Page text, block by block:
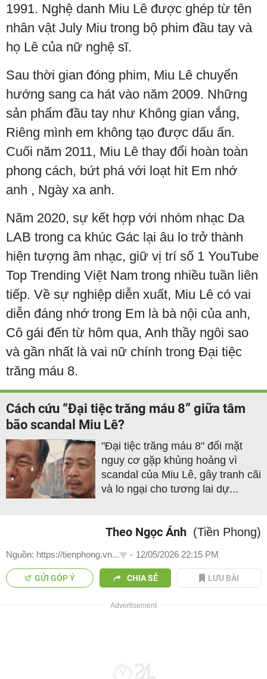
1991. Nghệ danh Miu Lê được ghép từ tên
nhân vật July Miu trong bộ phim đầu tay và
họ Lê của nữ nghệ sĩ.
Sau thời gian đóng phim, Miu Lê chuyển
hướng sang ca hát vào năm 2009. Những
sản phẩm đầu tay như Không gian vắng,
Riêng mình em không tạo được dấu ấn.
Cuối năm 2011, Miu Lê thay đổi hoàn toàn
phong cách, bứt phá với loạt hit Em nhớ
anh , Ngày xa anh.
Năm 2020, sự kết hợp với nhóm nhạc Da
LAB trong ca khúc Gác lại âu lo trở thành
hiện tượng âm nhạc, giữ vị trí số 1 YouTube
Top Trending Việt Nam trong nhiều tuần liên
tiếp. Về sự nghiệp diễn xuất, Miu Lê có vai
diễn đáng nhớ trong Em là bà nội của anh,
Cô gái đến từ hôm qua, Anh thầy ngôi sao
và gần nhất là vai nữ chính trong Đại tiệc
trăng máu 8.
Cách cứu “Đại tiệc trăng máu 8” giữa tâm
bão scandal Miu Lê?
"Đại tiệc trăng máu 8" đối mặt
nguy cơ gặp khủng hoảng vì
scandal của Miu Lê, gây tranh cãi
và lo ngại cho tương lai dự...
Theo Ngọc Ánh (Tiền Phong)
Nguồn: https://tienphong.vn... - 12/05/2026 22:15 PM
GỬI GÓP Ý CHIA SẺ LƯU BÀI